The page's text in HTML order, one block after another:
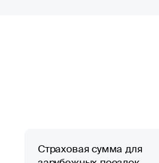
Страховая сумма для